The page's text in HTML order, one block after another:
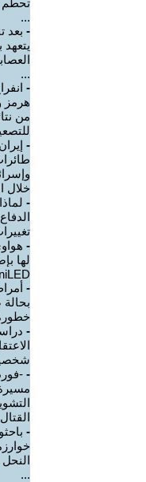
تحطم
...
- بعد
يتعهد
...
-
هرمز
من
-
خلال
-
-
-
-
-
-
-
...